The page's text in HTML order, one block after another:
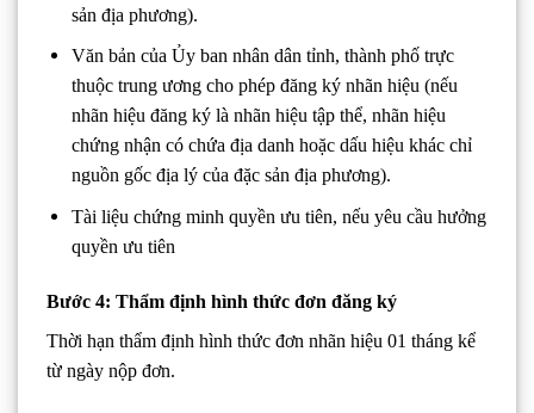
sản địa phương).
Văn bản của Ủy ban nhân dân tỉnh, thành phố trực
thuộc trung ương cho phép đăng ký nhãn hiệu (nếu
nhãn hiệu đăng ký là nhãn hiệu tập thể, nhãn hiệu
chứng nhận có chứa địa danh hoặc dấu hiệu khác chỉ
nguồn gốc địa lý của đặc sản địa phương).
Tài liệu chứng minh quyền ưu tiên, nếu yêu cầu hưởng
quyền ưu tiên
Bước 4: Thẩm định hình thức đơn đăng ký
Thời hạn thẩm định hình thức đơn nhãn hiệu 01 tháng kể
từ ngày nộp đơn.